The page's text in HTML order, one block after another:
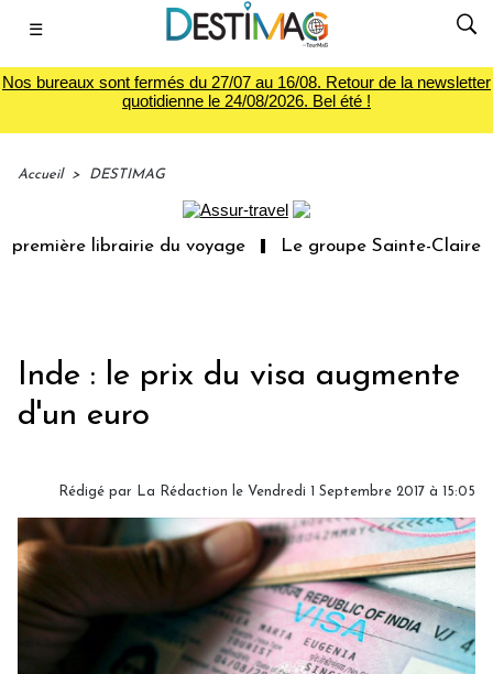
☰
Nos bureaux sont fermés du 27/07 au 16/08. Retour de la newsletter
quotidienne le 24/08/2026. Bel été !
Accueil > DESTIMAG
librairie du voyage Le groupe Sainte-Claire
Inde : le prix du visa augmente
d'un euro
Rédigé par La Rédaction le Vendredi 1 Septembre 2017 à 15:05